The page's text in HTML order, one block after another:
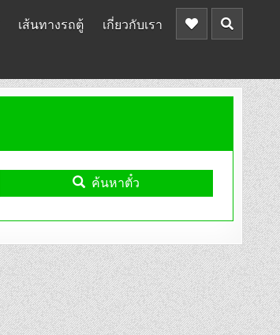
เส้นทางรถตู้ เกี่ยวกับเรา
ค้นหาตั๋ว